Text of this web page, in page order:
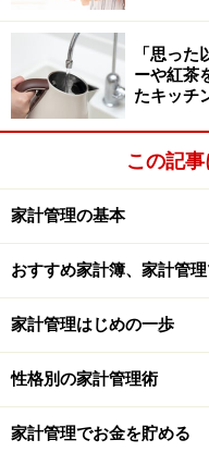
切だと感じました。ま
る量を考えて購入する
この失敗から学んだ教
＜調査概要＞
節約の経験談に関する
調査実施日：2026年3月
調査対象：全国10～
190人、回答しない：3
※回答者のコメントは原
な項目」のみを記載し
保険料や税金、民間の
「思っ
ーや紅茶
たキッチ
この記
家計管理の基本
おすすめ家計簿、家計管
家計管理はじめの一歩
性格別の家計管理術
家計管理でお金を貯める